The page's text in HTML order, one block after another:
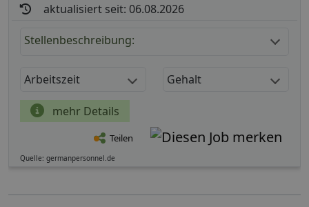
aktualisiert seit: 06.08.2026
Stellenbeschreibung:
Arbeitszeit Gehalt
mehr Details
Teilen
Quelle: germanpersonnel.de